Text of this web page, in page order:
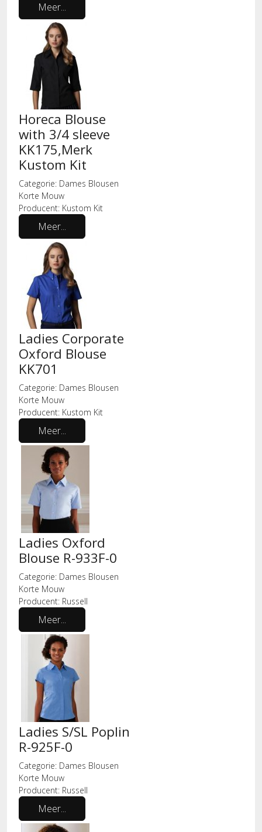
Meer...
Horeca Blouse
with 3/4 sleeve
KK175,Merk
Kustom Kit
Categorie: Dames Blousen
Korte Mouw
Producent: Kustom Kit
Meer...
Ladies Corporate
Oxford Blouse
KK701
Categorie: Dames Blousen
Korte Mouw
Producent: Kustom Kit
Meer...
Ladies Oxford
Blouse R-933F-0
Categorie: Dames Blousen
Korte Mouw
Producent: Russell
Meer...
Ladies S/SL Poplin
R-925F-0
Categorie: Dames Blousen
Korte Mouw
Producent: Russell
Meer...